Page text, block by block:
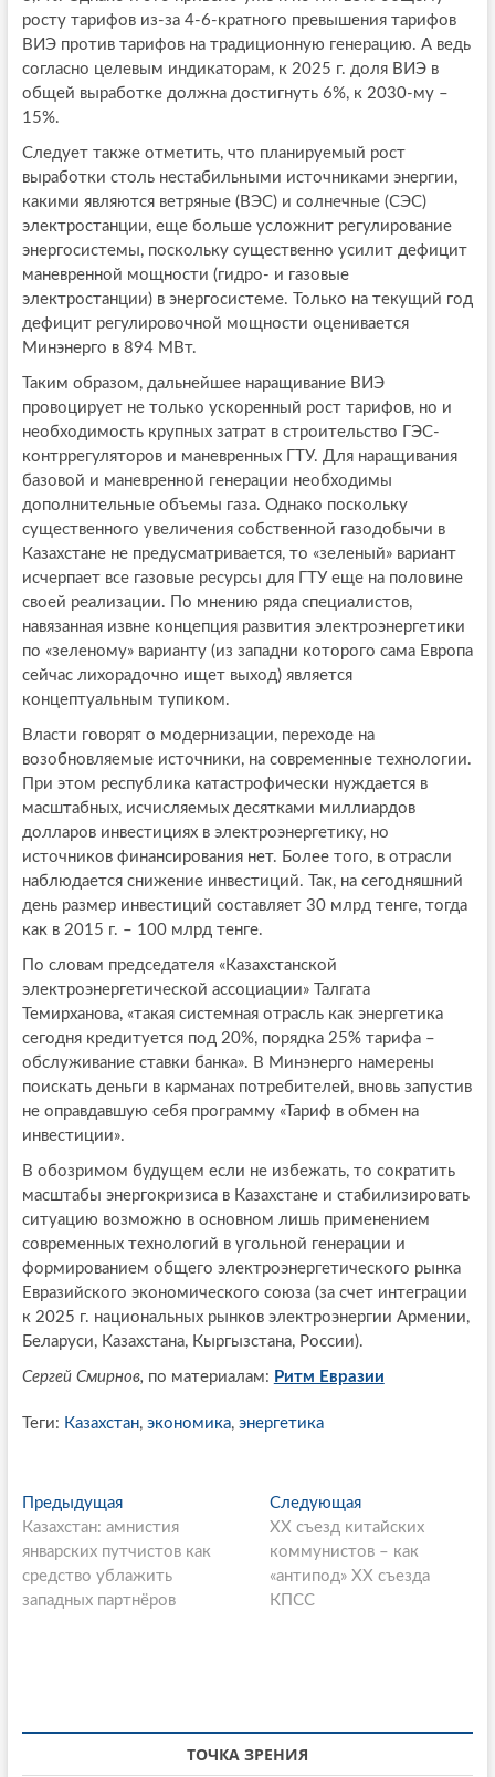
росту тарифов из-за 4-6-кратного превышения тарифов
ВИЭ против тарифов на традиционную генерацию. А ведь
согласно целевым индикаторам, к 2025 г. доля ВИЭ в
общей выработке должна достигнуть 6%, к 2030-му –
15%.
Следует также отметить, что планируемый рост
выработки столь нестабильными источниками энергии,
какими являются ветряные (ВЭС) и солнечные (СЭС)
электростанции, еще больше усложнит регулирование
энергосистемы, поскольку существенно усилит дефицит
маневренной мощности (гидро- и газовые
электростанции) в энергосистеме. Только на текущий год
дефицит регулировочной мощности оценивается
Минэнерго в 894 МВт.
Таким образом, дальнейшее наращивание ВИЭ
провоцирует не только ускоренный рост тарифов, но и
необходимость крупных затрат в строительство ГЭС-
контррегуляторов и маневренных ГТУ. Для наращивания
базовой и маневренной генерации необходимы
дополнительные объемы газа. Однако поскольку
существенного увеличения собственной газодобычи в
Казахстане не предусматривается, то «зеленый» вариант
исчерпает все газовые ресурсы для ГТУ еще на половине
своей реализации. По мнению ряда специалистов,
навязанная извне концепция развития электроэнергетики
по «зеленому» варианту (из западни которого сама Европа
сейчас лихорадочно ищет выход) является
концептуальным тупиком.
Власти говорят о модернизации, переходе на
возобновляемые источники, на современные технологии.
При этом республика катастрофически нуждается в
масштабных, исчисляемых десятками миллиардов
долларов инвестициях в электроэнергетику, но
источников финансирования нет. Более того, в отрасли
наблюдается снижение инвестиций. Так, на сегодняшний
день размер инвестиций составляет 30 млрд тенге, тогда
как в 2015 г. – 100 млрд тенге.
По словам председателя «Казахстанской
электроэнергетической ассоциации» Талгата
Темирханова, «такая системная отрасль как энергетика
сегодня кредитуется под 20%, порядка 25% тарифа –
обслуживание ставки банка». В Минэнерго намерены
поискать деньги в карманах потребителей, вновь запустив
не оправдавшую себя программу «Тариф в обмен на
инвестиции».
В обозримом будущем если не избежать, то сократить
масштабы энергокризиса в Казахстане и стабилизировать
ситуацию возможно в основном лишь применением
современных технологий в угольной генерации и
формированием общего электроэнергетического рынка
Евразийского экономического союза (за счет интеграции
к 2025 г. национальных рынков электроэнергии Армении,
Беларуси, Казахстана, Кыргызстана, России).
Сергей Смирнов, по материалам: Ритм Евразии
Теги: Казахстан, экономика, энергетика
P
o
s
t
v
ПредыдущаяП
р
е
д
ы
т
Казахстан: амнистия
январских путчистов как
средство ублажить
западных партнёров
Следующая
л
е
д
а
ХХ съезд китайских
коммунистов – как
«антипод» ХХ съезда
КПСС
ТОЧКА ЗРЕНИЯ